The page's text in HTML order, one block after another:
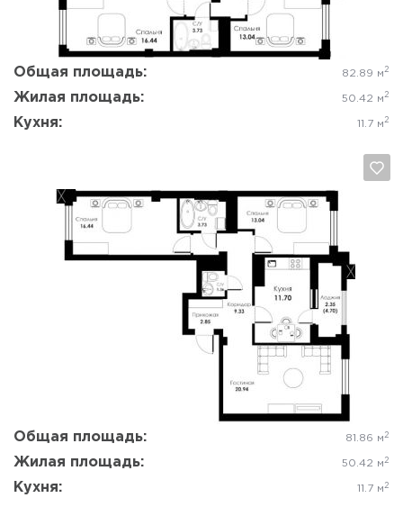
Общая площадь: 82.89 м 2
Жилая площадь: 50.42 м 2
Кухня: 11.7 м 2
Общая площадь: 81.86 м 2
Жилая площадь: 50.42 м 2
Кухня: 11.7 м 2
Да, удалить Отмена